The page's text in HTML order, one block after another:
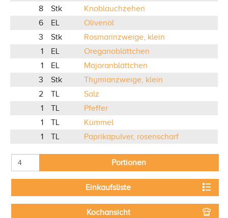
8
Stk
Knoblauchzehen
6
EL
Olivenöl
3
Stk
Rosmarinzweige, klein
1
EL
Oreganoblättchen
1
EL
Majoranblättchen
3
Stk
Thymianzweige, klein
2
TL
Salz
1
TL
Pfeffer
1
TL
Kümmel
1
TL Paprikapulver, rosenscharf
Portionen
Einkaufsliste
Kochansicht